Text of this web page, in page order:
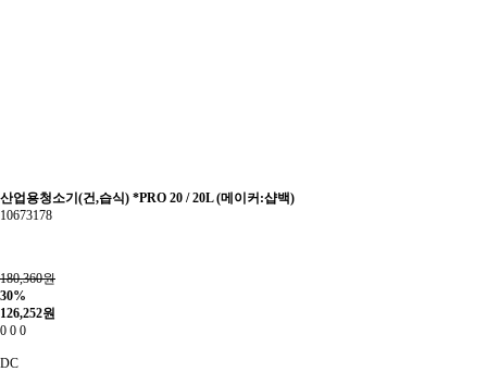
산업용청소기(건,습식) *PRO 20 / 20L (메이커:샵백)
10673178
180,360원
30%
126,252원
0 0 0
DC